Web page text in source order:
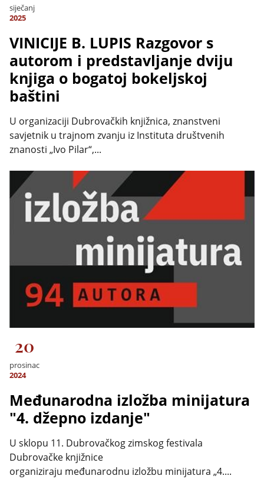
siječanj
2025
VINICIJE B. LUPIS Razgovor s
autorom i predstavljanje dviju
knjiga o bogatoj bokeljskoj
baštini
U organizaciji Dubrovačkih knjižnica, znanstveni
savjetnik u trajnom zvanju iz Instituta društvenih
znanosti „Ivo Pilar“,...
20
prosinac
2024
Međunarodna izložba minijatura
"4. džepno izdanje"
U sklopu 11. Dubrovačkog zimskog festivala
Dubrovačke knjižnice
organiziraju međunarodnu izložbu minijatura „4....